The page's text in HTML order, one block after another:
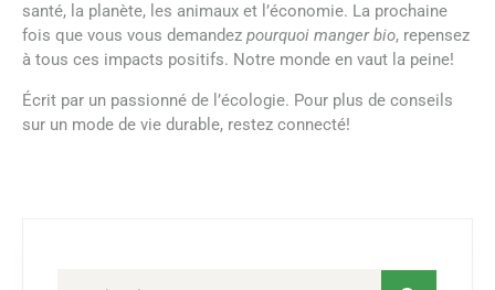
santé, la planète, les animaux et l’économie. La prochaine
fois que vous vous demandez pourquoi manger bio, repensez
à tous ces impacts positifs. Notre monde en vaut la peine!
Écrit par un passionné de l’écologie. Pour plus de conseils
sur un mode de vie durable, restez connecté!